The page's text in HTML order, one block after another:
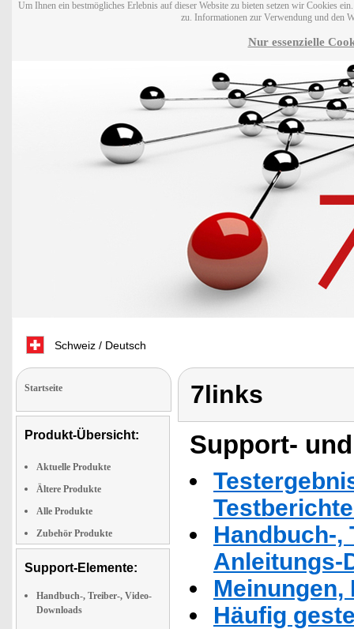
Um Ihnen ein bestmögliches Erlebnis auf dieser Website zu bieten setzen wir Cookies
zu. Informationen zur Verwendung und den
Nur essenzielle
Schweiz / Deutsch
Startseite
Produkt-Übersicht:
Aktuelle Produkte
Ältere Produkte
Alle Produkte
Zubehör Produkte
Support-Elemente:
Handbuch-, Treiber-, Video-
Downloads
7links
Support-
Handbuch-,
Anleitungs-
Häufig